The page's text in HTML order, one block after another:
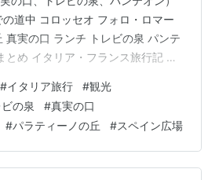
道中 コロッセオ フォロ・ロマー
真実の口 ランチ トレビの泉 パンテ
とめ イタリア・フランス旅行記 ロ
ン） ローマ観光の１日目です。事
、かなり良い具合に廻れました。
テルミニ駅だと徒歩圏に名所がた
テルミニ駅の近くで泊まることを
食 パン、サラダ、ヨーグルト、ケ
#イタリア旅行 #観光
ビの泉 #真実の口
#パラティーノの丘 #スペイン広場